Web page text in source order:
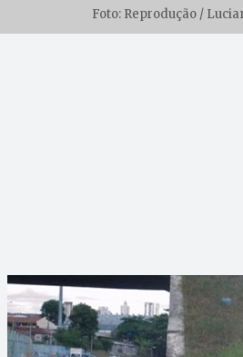
Foto: Reprodução /